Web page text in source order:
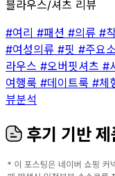
블라우스/셔츠 리뷰
#여리 #패션 #의류 #
#여성의류 #핏 #주요
라우스 #오버핏셔츠 #
여행룩 #데이트룩 #체
뷰분석
후기 기반